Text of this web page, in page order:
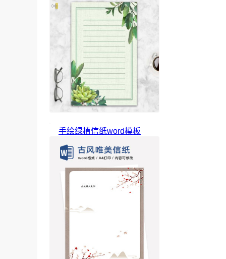
手绘绿植信纸word模板